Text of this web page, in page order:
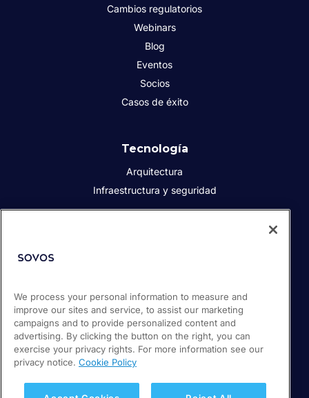
Cambios regulatorios
Webinars
Blog
Eventos
Socios
Casos de éxito
Tecnología
Arquitectura
Infraestructura y seguridad
Prensa
Empleos
Soporte / Portal de clientes
We process your personal information to measure and
improve our sites and service, to assist our marketing
campaigns and to provide personalized content and
advertising. By clicking the button on the right, you can
exercise your privacy rights. For more information see our
privacy notice. Cookie Policy